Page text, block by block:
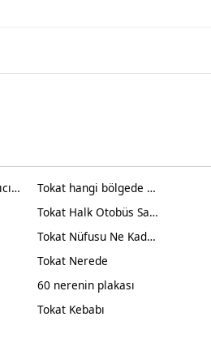
Mehmet Kemal Yazıcıoğlu
Tokat hangi bölgede yer alır?
Tokat Halk Otobüs Saatleri
Tokat Nüfusu Ne Kadar 2024
Tokat Nerede
60 nerenin plakası
Tokat Kebabı